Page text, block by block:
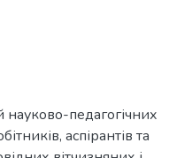
науково-педагогічних
аспірантів та